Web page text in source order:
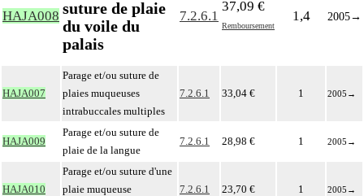
HAJA008 suture de plaie
du voile du
palais
7.2.6.1
37,09 €
Remboursement
1,4 2005→
HAJA007
Parage et/ou suture de
plaies muqueuses
intrabuccales multiples
7.2.6.1 33,04 € 1 2005 →
HAJA009
Parage et/ou suture de
plaie de la langue
7.2.6.1 28,98 € 1 2005 →
HAJA010
Parage et/ou suture d'une
plaie muqueuse
7.2.6.1 23,70 € 1 2005 →